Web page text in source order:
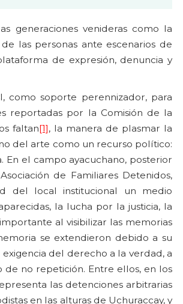
generaciones venideras como la
las personas ante escenarios de
de expresión, denuncia y
como soporte perennizador, para
reportadas por la Comisión de la
faltan[1], la manera de plasmar la
del arte como un recurso político:
En el campo ayacuchano, posterior
de Familiares Detenidos,
del local institucional un medio
la lucha por la justicia, la
al visibilizar las memorias
se extendieron debido a su
del derecho a la verdad, a
no repetición. Entre ellos, en los
las detenciones arbitrarias
en las alturas de Uchuraccay, y